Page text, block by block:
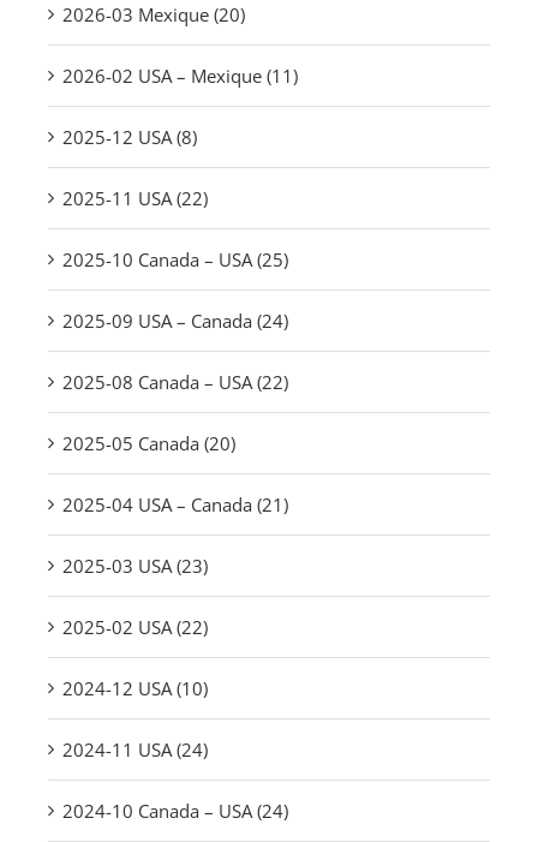
2026-03 Mexique (20)
2026-02 USA – Mexique (11)
2025-12 USA (8)
2025-11 USA (22)
2025-10 Canada – USA (25)
2025-09 USA – Canada (24)
2025-08 Canada – USA (22)
2025-05 Canada (20)
2025-04 USA – Canada (21)
2025-03 USA (23)
2025-02 USA (22)
2024-12 USA (10)
2024-11 USA (24)
2024-10 Canada – USA (24)